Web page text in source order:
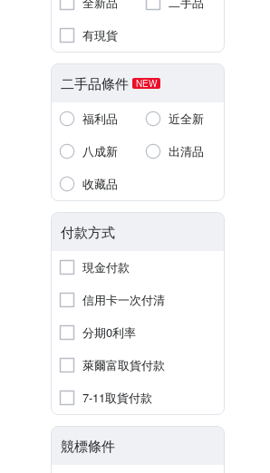
有現貨
二手品條件 NEW
福利品
近全新
八成新
出清品
收藏品
付款方式
現金付款
信用卡一次付清
分期0利率
萊爾富取貨付款
7-11取貨付款
競標條件